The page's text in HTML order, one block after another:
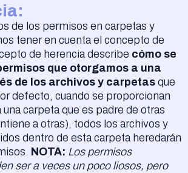
de los permisos en carpetas y
tener en cuenta el concepto de
de herencia describe cómo se
que otorgamos a una
de los archivos y carpetas que
defecto, cuando se proporcionan
carpeta que es padre de otras
a otras), todos los archivos y
dentro de esta carpeta heredarán
NOTA: Los permisos
ser a veces un poco liosos, pero